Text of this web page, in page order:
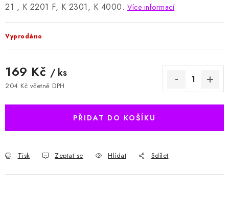
21 , K 2201 F, K 2301, K 4000. Více informací
Vyprodáno
169 Kč / ks
204 Kč včetně DPH
PŘIDAT DO KOŠÍKU
Tisk Zeptat se Hlídat Sdílet